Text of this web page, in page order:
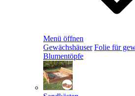
Menü öffnen
Gewächshäuser Folie für
Blumentöpfe